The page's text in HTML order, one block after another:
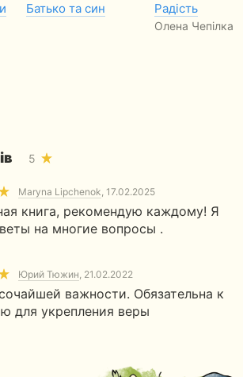
Батько та син Радість
Олена Чепілка
5
Maryna Lipchenok, 17.02.2025
книга, рекомендую каждому! Я
на многие вопросы .
Юрий Тюжин, 21.02.2022
важности. Обязательна к
для укрепления веры